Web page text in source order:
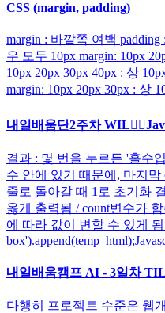
CSS (margin, padding)
margin : 바깥쪽 여백
우 모두 10px margin: 10px
10px 20px 30px 40px : 상
margin: 10px 20px 30px : 상
내일배움단2주차
결과 : 몇 번을 누르든 '홀수
수 안에 있기 때문에, 마지막
줄로 돌아갈 때 1로 초기화
옳게 출력됨 / count변수가
에 따라 값이 변할 수 있게 됨
내일배움캠프 AI - 3일차
다행히 프로젝트 수준은 웹